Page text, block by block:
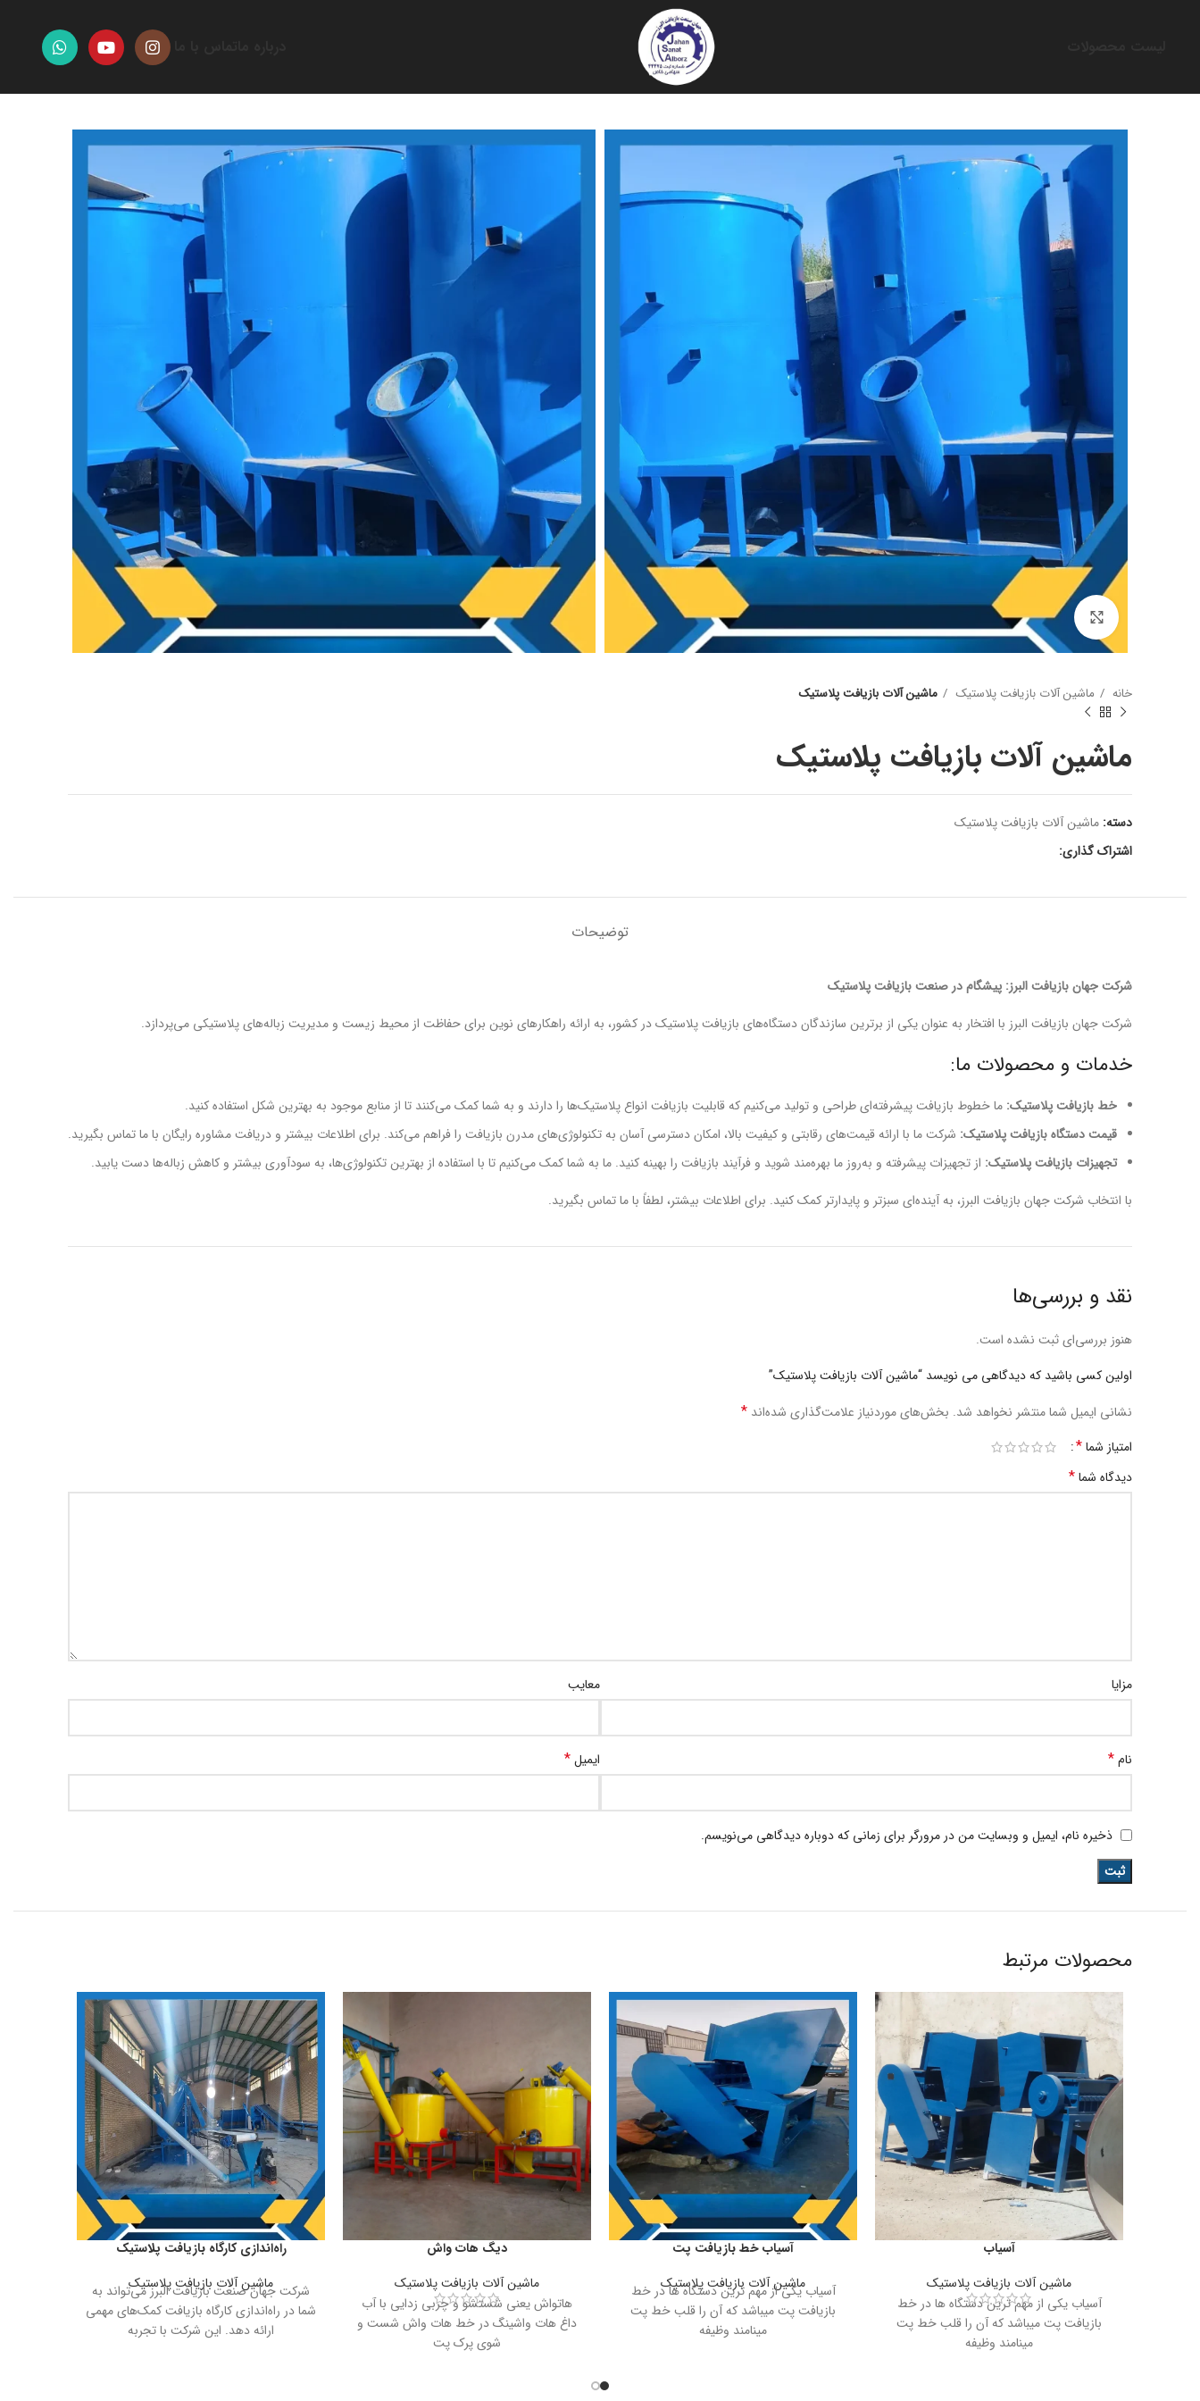
آسیاب یکی از مهم ترین دستگاه ها در خط بازیافت پت میباشد که آن را قلب خط پت مینامند
وظیفه آسیاب خورد کردن بطری پت میباشد.
شافت قوی تیغه ی خوب و موتور قوی وهمچنین شاسی مناسب و لنگرها قطعات مهم دستگاه
آسیاب بوده که نامناسب بودن هرکدام باعث عدم بازدهی خوب دستگاه بوده توری آسیاب نیز در
ماشین آلات بازیافت پلاستیک
برای بزرگنمایی کلیک کنید
خانه ماشین آلات بازیافت پلاستیک ماشین آلات بازیافت پلاستیک
ماشین آلات بازیافت پلاستیک
دسته: ماشین آلات بازیافت پلاستیک
اشتراک گذاری:
توضیحات
شرکت جهان بازیافت البرز: پیشگام در صنعت بازیافت پلاستیک
شرکت جهان بازیافت البرز با افتخار به عنوان یکی از برترین سازندگان دستگاه‌های بازیافت پلاستیک در کشور، به ارائه راهکارهای نوین برای حفاظت از محیط زیست و مدیریت زباله‌های پلاستیکی می‌پردازد.
خدمات و محصولات ما:
خط بازیافت پلاستیک: ما خطوط بازیافت پیشرفته‌ای طراحی و تولید می‌کنیم که قابلیت بازیافت انواع پلاستیک‌ها را دارند و به شما کمک می‌کنند تا از منابع موجود به بهترین شکل استفاده کنید.
قیمت دستگاه بازیافت پلاستیک: شرکت ما با ارائه قیمت‌های رقابتی و کیفیت بالا، امکان دسترسی آسان به تکنولوژی‌های مدرن بازیافت را فراهم می‌کند. برای اطلاعات بیشتر و دریافت مشاوره رایگان با ما تماس بگیرید.
تجهیزات بازیافت پلاستیک: از تجهیزات پیشرفته و به‌روز ما بهره‌مند شوید و فرآیند بازیافت را بهینه کنید. ما به شما کمک می‌کنیم تا با استفاده از بهترین تکنولوژی‌ها، به سودآوری بیشتر و کاهش زباله‌ها دست یابید.
با انتخاب شرکت جهان بازیافت البرز، به آینده‌ای سبزتر و پایدارتر کمک کنید. برای اطلاعات بیشتر، لطفاً با ما تماس بگیرید.
نقد و بررسی‌ها
هنوز بررسی‌ای ثبت نشده است.
اولین کسی باشید که دیدگاهی می نویسد “ماشین آلات بازیافت پلاستیک”
نشانی ایمیل شما منتشر نخواهد شد. بخش‌های موردنیاز علامت‌گذاری شده‌اند *
امتیاز شما*
دیدگاه شما*
مزایا معایب
نام* ایمیل*
ذخیره نام، ایمیل و وبسایت من در مرورگر برای زمانی که دوباره دیدگاهی می‌نویسم.
محصولات مرتبط
آسیاب
ماشین آلات بازیافت پلاستیک
آسیاب یکی از مهم ترین دستگاه ها در خط
بازیافت پت میباشد که آن را قلب خط پت
مینامند وظیفه
آسیاب خط بازیافت پت
ماشین آلات بازیافت پلاستیک
آسیاب یکی از مهم ترین دستگاه ها در خط
بازیافت پت میباشد که آن را قلب خط پت
مینامند وظیفه
دیگ هات واش
ماشین آلات بازیافت پلاستیک
هاتواش یعنی شستشو و چربی زدایی با آب
داغ هات واشینگ در خط هات واش شست و
شوی پرک پت
راه‌اندازی کارگاه بازیافت پلاستیک
ماشین آلات بازیافت پلاستیک
شرکت جهان صنعت بازیافت البرز می‌تواند به
شما در راه‌اندازی کارگاه بازیافت کمک‌های مهمی
ارائه دهد. این شرکت با تجربه